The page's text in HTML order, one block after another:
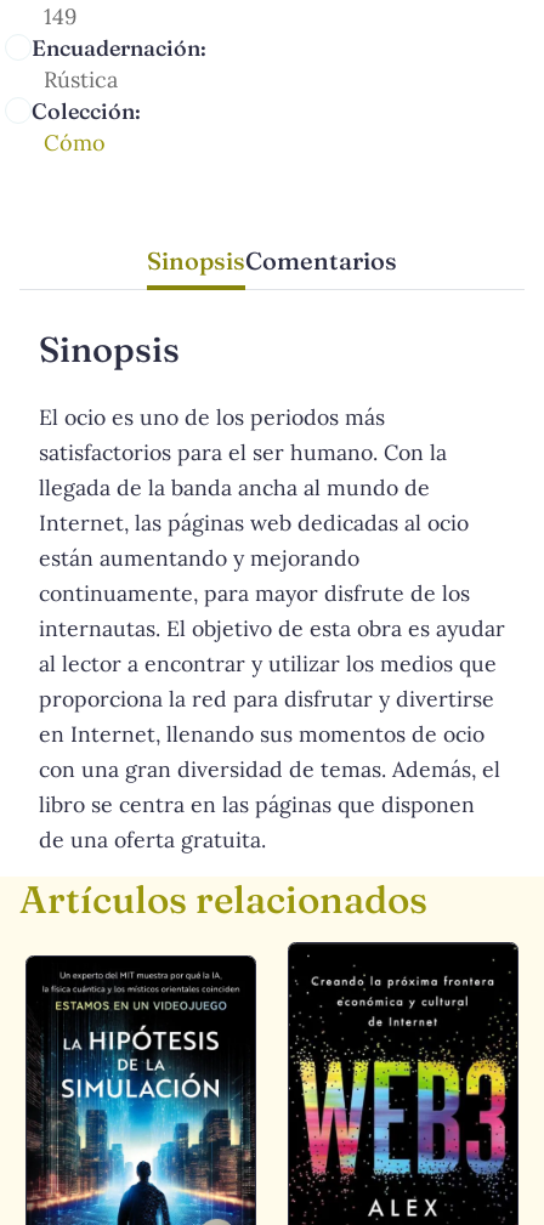
149
Encuadernación:
Rústica
Colección:
Cómo
SinopsisComentarios
Sinopsis
El ocio es uno de los periodos más
satisfactorios para el ser humano. Con la
llegada de la banda ancha al mundo de
Internet, las páginas web dedicadas al ocio
están aumentando y mejorando
continuamente, para mayor disfrute de los
internautas. El objetivo de esta obra es ayudar
al lector a encontrar y utilizar los medios que
proporciona la red para disfrutar y divertirse
en Internet, llenando sus momentos de ocio
con una gran diversidad de temas. Además, el
libro se centra en las páginas que disponen
de una oferta gratuita.
Artículos relacionados